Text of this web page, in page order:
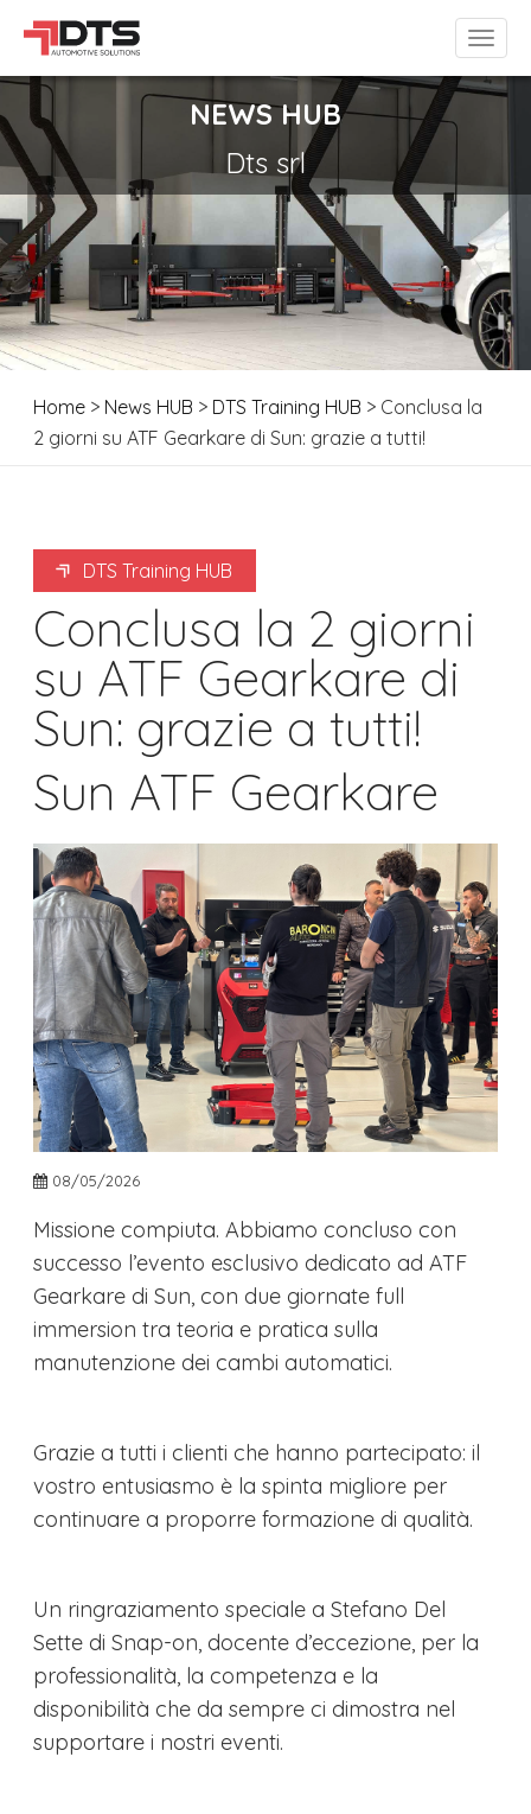
NEWS HUB
Dts srl
Home > News HUB > DTS Training HUB > Conclusa la
2 giorni su ATF Gearkare di Sun: grazie a tutti!
DTS Training HUB
DTS Training HUB
Conclusa la 2 giorni
su ATF Gearkare di
Sun: grazie a tutti!
Sun ATF Gearkare
08/05/2026
​Missione compiuta. Abbiamo concluso con
successo l’evento esclusivo dedicato ad ATF
Gearkare di Sun, con due giornate full
immersion tra teoria e pratica sulla
manutenzione dei cambi automatici.
Grazie a tutti i clienti che hanno partecipato: il
vostro entusiasmo è la spinta migliore per
continuare a proporre formazione di qualità.
Un ringraziamento speciale a Stefano Del
Sette di Snap-on, docente d’eccezione, per la
professionalità, la competenza e la
disponibilità che da sempre ci dimostra nel
supportare i nostri eventi.